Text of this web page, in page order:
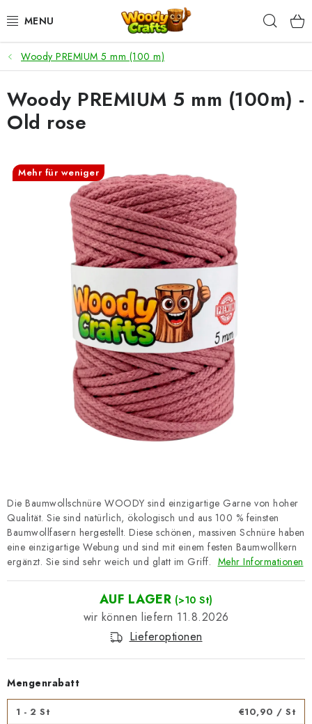
Inhalt
HÄKELN
FLECHTEN
BASTELSETS
ZUBEHÖR ZUM HÄKELN
WOODY GARN
WOODY PREMIUM 5 MM
Nachhaltigkeit
Rücksendungen und Reklamationen
Kontakt
AGB
Datenschutzerklärung
Impressum
Woody PREMIUM 5 mm (100 m)
Die Baumwollschnüre WOODY sind einzigartige Garne von hoher
Qualität. Sie sind natürlich, ökologisch und aus 100 % feinsten
Baumwollfasern hergestellt. Diese schönen, massiven Schnüre haben
eine einzigartige Webung und sind mit einem festen Baumwollkern
ergänzt. Sie sind sehr weich und glatt im Griff. Mehr Informationen
AUF LAGER (>10 St)
11.8.2026
Lieferoptionen
Mengenrabatt
1 - 2 St €10,90 / St
Woody PREMIUM 5 mm (100m) -
Old rose
Mehr für weniger